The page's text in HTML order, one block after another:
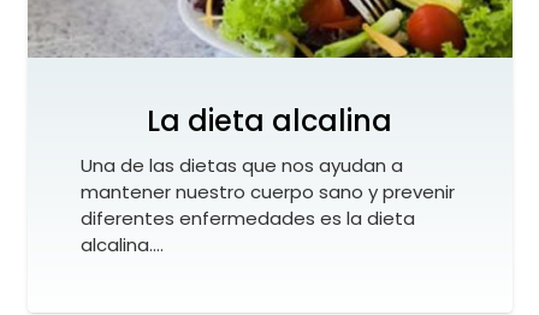
La dieta alcalina
Una de las dietas que nos ayudan a
mantener nuestro cuerpo sano y prevenir
diferentes enfermedades es la dieta
alcalina.…